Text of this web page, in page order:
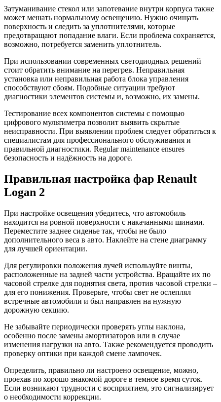
Затуманивание стекол или запотевание внутри корпуса также
может мешать нормальному освещению. Нужно очищать
поверхность и следить за уплотнителями, которые
предотвращают попадание влаги. Если проблема сохраняется,
возможно, потребуется заменить уплотнитель.
При использовании современных светодиодных решений
стоит обратить внимание на перегрев. Неправильная
установка или неправильная работа блока управления
способствуют сбоям. Подобные ситуации требуют
диагностики элементов системы и, возможно, их замены.
Тестирование всех компонентов системы с помощью
цифрового мультиметра позволит выявить скрытые
неисправности. При выявлении проблем следует обратиться к
специалистам для профессионального обслуживания и
правильной диагностики. Regular maintenance ensures
безопасность и надёжность на дороге.
Правильная настройка фар Renault
Logan 2
При настройке освещения убедитесь, что автомобиль
находится на ровной поверхности с накачанными шинами.
Переместите заднее сиденье так, чтобы не было
дополнительного веса в авто. Наклейте на стене диаграмму
для лучшей ориентации.
Для регулировки положения лучей используйте винты,
расположенные на задней части устройства. Вращайте их по
часовой стрелке для поднятия света, против часовой стрелки –
для его понижения. Проверьте, чтобы свет не ослеплял
встречные автомобили и был направлен на нужную
дорожную секцию.
Не забывайте периодически проверять углы наклона,
особенно после замены амортизаторов или в случае
изменения нагрузки на авто. Также рекомендуется проводить
проверку оптики при каждой смене лампочек.
Определить, правильно ли настроено освещение, можно,
проехав по хорошо знакомой дороге в темное время суток.
Если возникают трудности с восприятием, это сигнализирует
о необходимости коррекции.